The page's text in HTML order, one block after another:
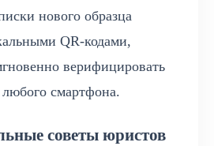
нового образца
QR-кодами,
верифицировать
любого смартфона.
советы юристов